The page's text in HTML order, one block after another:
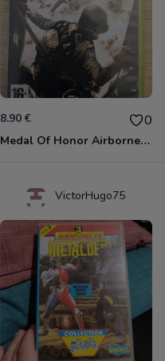
8.90 € 0
Medal Of Honor Airborne Xbox 360
VictorHugo75